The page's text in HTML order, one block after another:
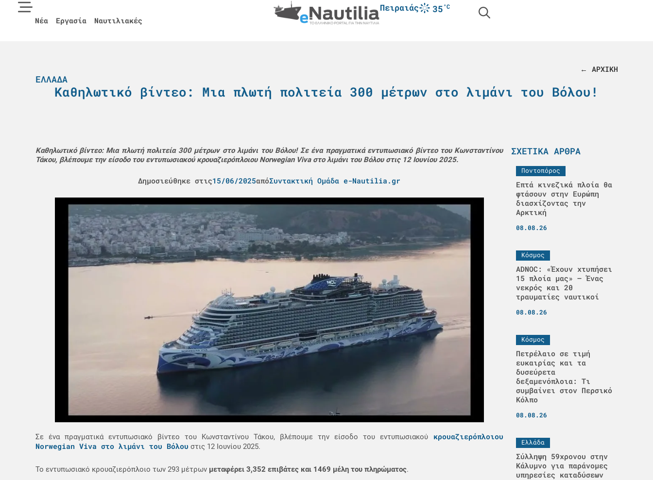
Νέα Εργασία Ναυτιλιακές
Πειραιάς 35°C
← ΑΡΧΙΚΗ
ΕΛΛΆΔΑ
Καθηλωτικό βίντεο: Μια πλωτή πολιτεία 300 μέτρων στο λιμάνι του Βόλου!
Καθηλωτικό βίντεο: Μια πλωτή πολιτεία 300 μέτρων στο λιμάνι του Βόλου! Σε ένα πραγματικά εντυπωσιακό βίντεο του Κωνσταντίνου
Τάκου, βλέπουμε την είσοδο του εντυπωσιακού κρουαζιερόπλοιου Norwegian Viva στο λιμάνι του Βόλου στις 12 Ιουνίου 2025.
Δημοσιεύθηκε στις15/06/2025απόΣυντακτική Ομάδα e-Nautilia.gr
Σε ένα πραγματικά εντυπωσιακό βίντεο του Κωνσταντίνου Τάκου, βλέπουμε την είσοδο του εντυπωσιακού κρουαζιερόπλοιου
Norwegian Viva στο λιμάνι του Βόλου στις 12 Ιουνίου 2025.
Το εντυπωσιακό κρουαζιερόπλοιο των 293 μέτρων μεταφέρει 3,352 επιβάτες και 1469 μέλη του πληρώματος.
ΣΧΕΤΙΚΆ ΆΡΘΡΑ
Ποντοπόρος
Επτά κινεζικά πλοία θα
φτάσουν στην Ευρώπη
διασχίζοντας την
Αρκτική
08.08.26
Κόσμος
ADNOC: «Έχουν χτυπήσει
15 πλοία μας» – Ένας
νεκρός και 20
τραυματίες ναυτικοί
08.08.26
Κόσμος
Πετρέλαιο σε τιμή
ευκαιρίας και τα
δυσεύρετα
δεξαμενόπλοια: Τι
συμβαίνει στον Περσικό
Κόλπο
08.08.26
Ελλάδα
Σύλληψη 59χρονου στην
Κάλυμνο για παράνομες
υπηρεσίες καταδύσεων